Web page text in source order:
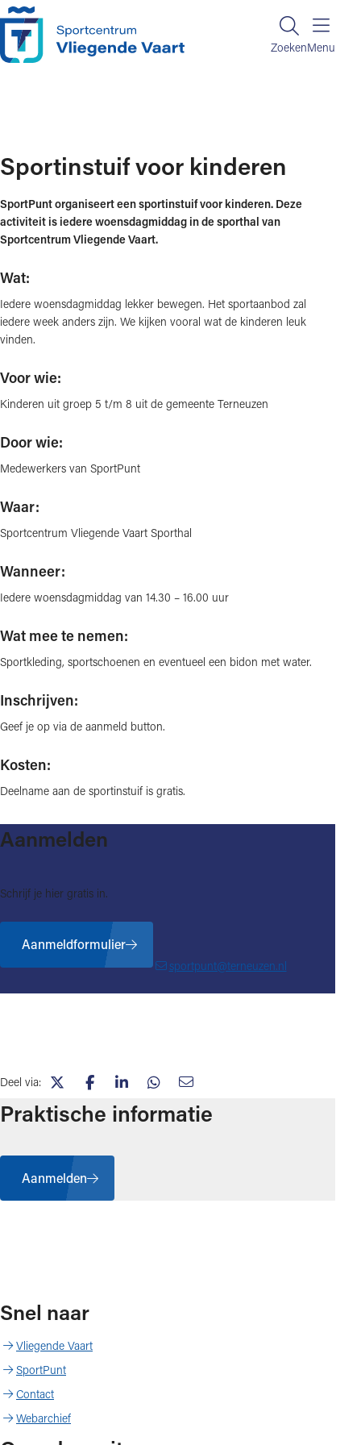
Ga naar de inhoud
ZoekenZoeken
Menu
Sportinstuif voor kinderen
SportPunt organiseert een sportinstuif voor kinderen. Deze
activiteit is iedere woensdagmiddag in de sporthal van
Sportcentrum Vliegende Vaart.
Wat:
Iedere woensdagmiddag lekker bewegen. Het sportaanbod zal
iedere week anders zijn. We kijken vooral wat de kinderen leuk
vinden.
Voor wie:
Kinderen uit groep 5 t/m 8 uit de gemeente Terneuzen
Door wie:
Medewerkers van SportPunt
Waar:
Sportcentrum Vliegende Vaart Sporthal
Wanneer:
Iedere woensdagmiddag van 14.30 – 16.00 uur
Wat mee te nemen:
Sportkleding, sportschoenen en eventueel een bidon met water.
Inschrijven:
Geef je op via de aanmeld button.
Kosten:
Deelname aan de sportinstuif is gratis.
Aanmelden
Schrijf je hier gratis in.
Aanmeldformulier
sportpunt@terneuzen.nl
Deel via:
(opent in nieuw tabblad)
(opent in nieuw tabblad)
(opent in nieuw tabblad)
(opent in nieuw tabblad)
(opent in nieuw tabblad)
Praktische informatie
Aanmelden
Snel naar
Vliegende Vaart
SportPunt
Contact
Webarchief